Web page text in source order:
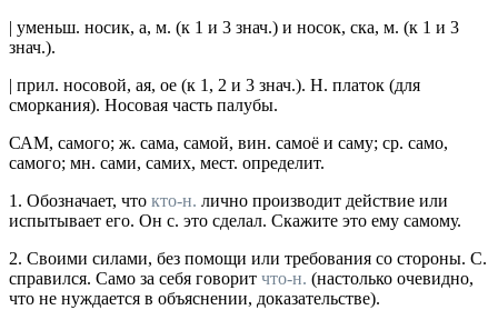
| уменьш. носик, а, м. (к 1 и 3 знач.) и носок, ска, м. (к 1 и 3
знач.).
| прил. носовой, ая, ое (к 1, 2 и 3 знач.). Н. платок (для
сморкания). Носовая часть палубы.
САМ, самого; ж. сама, самой, вин. самоё и саму; ср. само,
самого; мн. сами, самих, мест. определит.
1. Обозначает, что кто-н. лично производит действие или
испытывает его. Он с. это сделал. Скажите это ему самому.
2. Своими силами, без помощи или требования со стороны. С.
справился. Само за себя говорит что-н. (настолько очевидно,
что не нуждается в объяснении, доказательстве).